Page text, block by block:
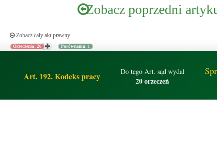
Zobacz poprzedni
Zobacz cały akt prawny
Orzeczenia: 20 Porównania: 1
Art. 192. Kodeks pracy Do tego Art. sąd wydał
20 orzeczeń